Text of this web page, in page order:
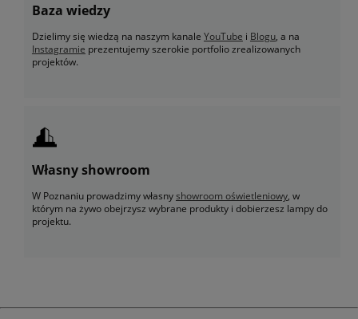
Baza wiedzy
Dzielimy się wiedzą na naszym kanale YouTube i Blogu, a na
Instagramie prezentujemy szerokie portfolio zrealizowanych
projektów.
Własny showroom
W Poznaniu prowadzimy własnyshowroom oświetleniowy, w
którym na żywo obejrzysz wybrane produkty i dobierzesz lampy do
projektu.